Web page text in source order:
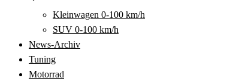
Kleinwagen 0-100 km/h
SUV 0-100 km/h
News-Archiv
Tuning
Motorrad